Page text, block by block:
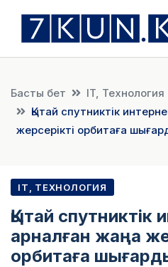
Басты бет
IT, Технология
Қытай спутниктік
жерсерікті орбитаға
IT, ТЕХНОЛОГИЯ
Қытай спутниктік
арналған жаңа
орбитаға